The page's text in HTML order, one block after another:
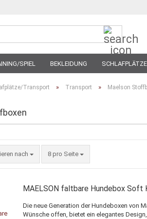
SPIEL BEKLEIDUNG
Transport » Transport » Maelson
nach
nach 8 pro Seite
pro Seite
MAELSON faltbare Hundebox Soft
Die neue Generation der Hundeboxen von
Wünsche offen, bietet ein elegantes